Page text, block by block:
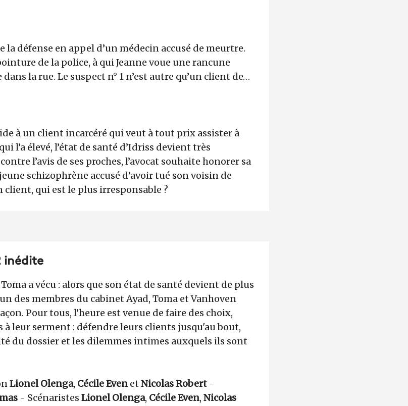
la défense en appel d’un médecin accusé de meurtre.
de la police, à qui Jeanne voue une rancune
la rue. Le suspect n° 1 n’est autre qu’un client de…
à un client incarcéré qui veut à tout prix assister à
l’a élevé, l’état de santé d’Idriss devient très
l’avis de ses proches, l’avocat souhaite honorer sa
schizophrène accusé d’avoir tué son voisin de
client, qui est le plus irresponsable ?
inédite
a vécu : alors que son état de santé devient de plus
des membres du cabinet Ayad, Toma et Vanhoven
Pour tous, l’heure est venue de faire des choix,
leur serment : défendre leurs clients jusqu'au bout,
du dossier et les dilemmes intimes auxquels ils sont
Lionel Olenga, Cécile Even et Nicolas Robert -
- Scénaristes Lionel Olenga, Cécile Even, Nicolas